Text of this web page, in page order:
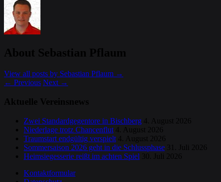
About Sebastian Pflaum
View all posts by Sebastian Pflaum →
← Previous Next →
Aktuelle Vereinsnews
Zwei Standardgegentore in Bischberg 4. August 2026
Niederlage trotz Chancenflut 4. August 2026
Traumstart endgültig verspielt 4. August 2026
Sommersaison 2026 geht in die Schlussphase 31. Juli 2026
Heimsiegesserie reißt im achten Spiel
30. Juli 2026
Kontaktformular